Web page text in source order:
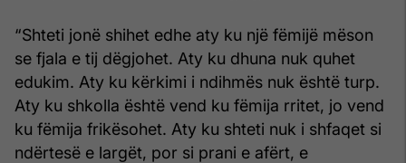
“Shteti jonë shihet edhe aty ku një fëmijë mëson
se fjala e tij dëgjohet. Aty ku dhuna nuk quhet
edukim. Aty ku kërkimi i ndihmës nuk është turp.
Aty ku shkolla është vend ku fëmija rritet, jo vend
ku fëmija frikësohet. Aty ku shteti nuk i shfaqet si
ndërtesë e largët, por si prani e afërt, e